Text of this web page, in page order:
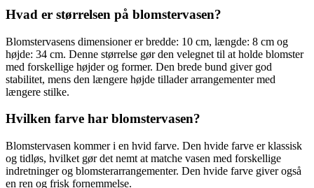
Hvad er størrelsen på blomstervasen?
Blomstervasens dimensioner er bredde: 10 cm, længde: 8 cm og
højde: 34 cm. Denne størrelse gør den velegnet til at holde blomster
med forskellige højder og former. Den brede bund giver god
stabilitet, mens den længere højde tillader arrangementer med
længere stilke.
Hvilken farve har blomstervasen?
Blomstervasen kommer i en hvid farve. Den hvide farve er klassisk
og tidløs, hvilket gør det nemt at matche vasen med forskellige
indretninger og blomsterarrangementer. Den hvide farve giver også
en ren og frisk fornemmelse.